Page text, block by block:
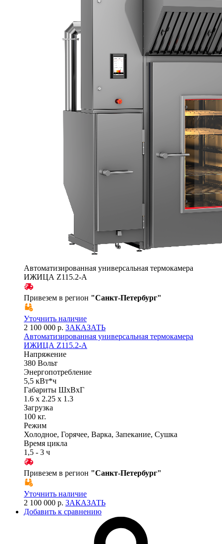
Автоматизированная универсальная термокамера
ИЖИЦА Z115.2-A
Привезем в регион "Санкт-Петербург"
Уточнить наличие
2 100 000 р. ЗАКАЗАТЬ
Автоматизированная универсальная термокамера
ИЖИЦА Z115.2-A
Напряжение
380 Вольт
Энергопотребление
5,5 кВт*ч
Габариты ШхВхГ
1.6 x 2.25 x 1.3
Загрузка
100 кг.
Режим
Холодное, Горячее, Варка, Запекание, Сушка
Время цикла
1,5 - 3 ч
Привезем в регион "Санкт-Петербург"
Уточнить наличие
2 100 000 р. ЗАКАЗАТЬ
Добавить к сравнению